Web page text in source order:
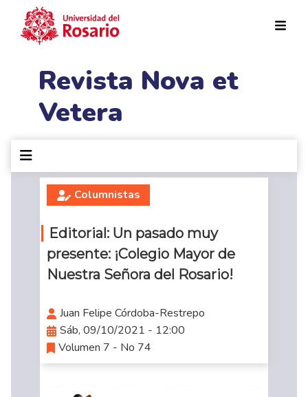
Revista Nova et
Vetera
Columnistas
Editorial: Un pasado muy
presente: ¡Colegio Mayor de
Nuestra Señora del Rosario!
Juan Felipe Córdoba-Restrepo
Sáb, 09/10/2021 - 12:00
Volumen 7 - No 74